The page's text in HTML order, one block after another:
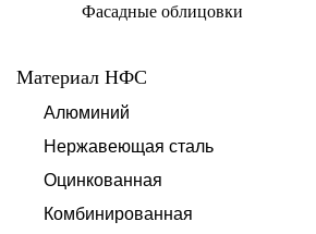
Фасадные облицовки
Материал НФС
Алюминий
Нержавеющая сталь
Оцинкованная
Комбинированная